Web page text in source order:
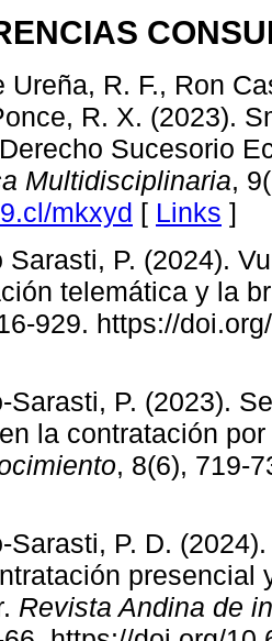
Ureña, R. F., Ron
R. X. (2023).
Sucesorio
Multidisciplinaria,
mkxyd [ Links ]
Sarasti, P. (2024).
telemática y la
929. https://
Sarasti, P. (2023).
la contratación
, 8(6), 719-
Sarasti, P. D.
presencial
Revista Andina de